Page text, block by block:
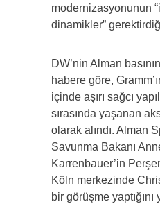
modernizasyonunun
dinamikler”
DW’nin Alman
habere göre,
içinde aşırı sağcı
sırasında yaşanan
olarak alındı. Alman
Savunma Bakanı
Karrenbauer’in
Köln merkezinde
bir görüşme yaptığını